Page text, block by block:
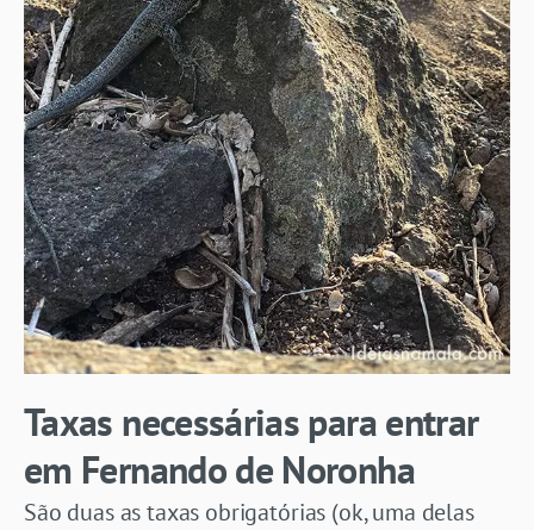
Taxas necessárias para entrar
em Fernando de Noronha
São duas as taxas obrigatórias (ok, uma delas